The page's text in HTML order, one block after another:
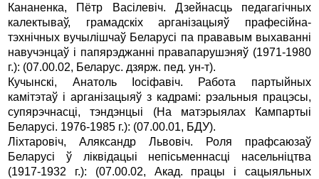
Кананенка, Пётр Васiлевiч. Дзейнасць педагагiчных
калектываў, грамадскiх арганiзацыяў прафесiйна-
тэхнiчных вучылiшчаў Беларусi па прававым выхаваннi
навучэнцаў i папярэджаннi правапарушэняў (1971-1980
г.): (07.00.02, Беларус. дзярж. пед. ун-т).
Кучынскi, Анатоль Iосiфавiч. Работа партыйных
камiтэтаў i арганiзацыяў з кадрамi: рэальныя працэсы,
супярэчнасцi, тэндэнцыi (На матэрыялах Кампартыi
Беларусi. 1976-1985 г.): (07.00.01, БДУ).
Лiхтаровiч, Аляксандр Львовiч. Роля прафсаюзаў
Беларусi ў лiквiдацыi непiсьменнасцi насельнiцтва
(1917-1932 г.): (07.00.02, Акад. працы i сацыяльных